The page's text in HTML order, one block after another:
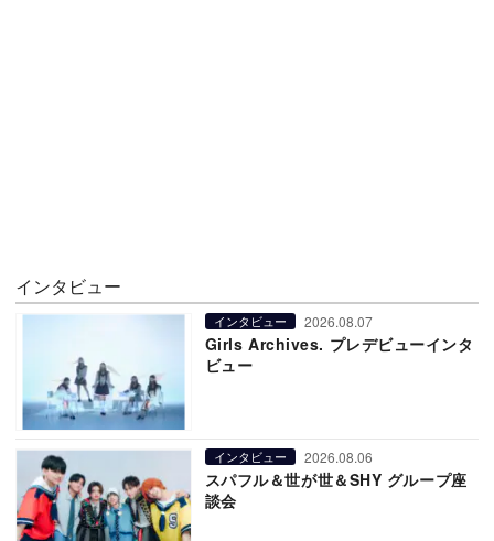
インタビュー
インタビュー 2026.08.07
Girls Archives. プレデビューインタ
ビュー
インタビュー 2026.08.06
スパフル＆世が世＆SHY グループ座
談会